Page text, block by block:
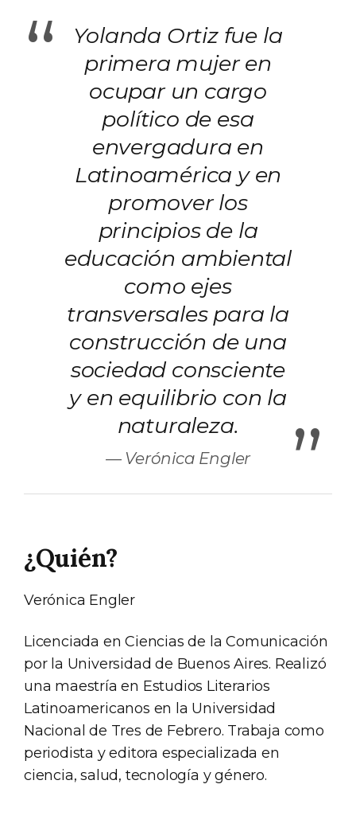
“
Yolanda Ortiz fue la
primera mujer en
ocupar un cargo
político de esa
envergadura en
Latinoamérica y en
promover los
principios de la
educación ambiental
como ejes
transversales para la
construcción de una
sociedad consciente
y en equilibrio con la
naturaleza.
”
Verónica Engler
¿Quién?
Verónica Engler
Licenciada en Ciencias de la Comunicación
por la Universidad de Buenos Aires. Realizó
una maestría en Estudios Literarios
Latinoamericanos en la Universidad
Nacional de Tres de Febrero. Trabaja como
periodista y editora especializada en
ciencia, salud, tecnología y género.